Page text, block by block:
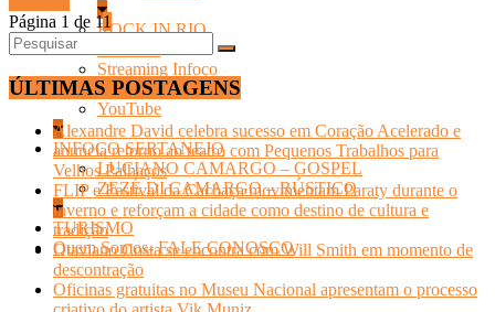
ROCK IN RIO
Streaming Infoco
THE TOWN
YouTube
INFOCO SERTANEJO
LUCIANO CAMARGO – GOSPEL
ZEZÉ DI CAMARGO – RÚSTICO
TURISMO
Quem Somos- FALE CONOSCO
Página 1 de 11
ÚLTIMAS POSTAGENS
Alexandre David celebra sucesso em Coração Acelerado e
anuncia retorno ao teatro com Pequenos Trabalhos para
Velhos Palhaços
FLIP e Festival da Cachaça movimentam Paraty durante o
inverno e reforçam a cidade como destino de cultura e
tradição
Otaviano Costa se encontra com Will Smith em momento de
descontração
Oficinas gratuitas no Museu Nacional apresentam o processo